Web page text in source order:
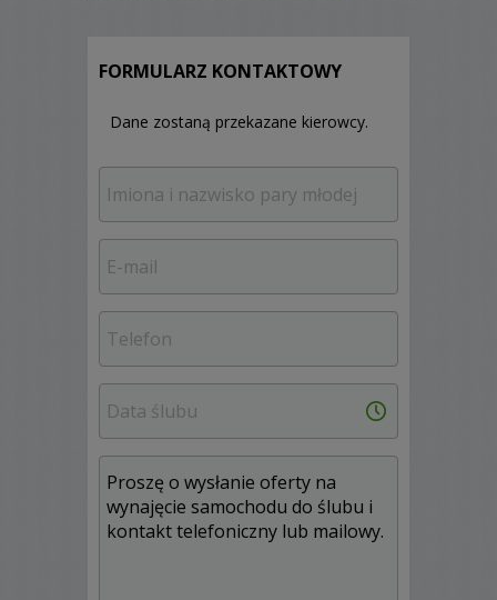
FORMULARZ KONTAKTOWY
Dane zostaną przekazane kierowcy.